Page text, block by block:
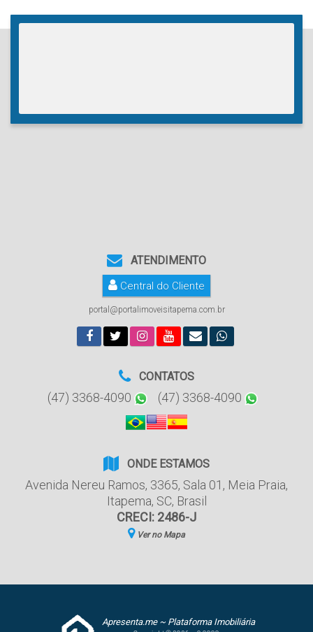
ATENDIMENTO
Central do Cliente
portal@portalimoveisitapema.com.br
CONTATOS
(47) 3368-4090 (47) 3368-4090
ONDE ESTAMOS
Avenida Nereu Ramos, 3365, Sala 01 , Meia Praia,
Itapema, SC, Brasil
CRECI: 2486-J
Ver no Mapa
Apresenta.me ~ Plataforma Imobiliária